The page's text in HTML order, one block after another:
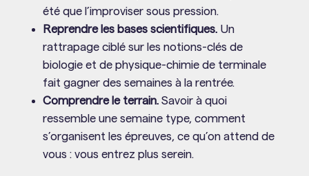
été que l’improviser sous pression.
Reprendre les bases scientifiques.Un
rattrapage ciblé sur les notions-clés de
biologie et de physique-chimie de terminale
fait gagner des semaines à la rentrée.
Comprendre le terrain.Savoir à quoi
ressemble une semaine type, comment
s’organisent les épreuves, ce qu’on attend de
vous : vous entrez plus serein.